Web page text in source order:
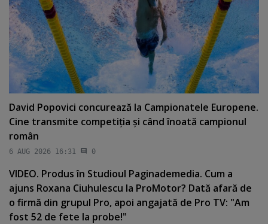
David Popovici concurează la Campionatele Europene.
Cine transmite competiţia şi când înoată campionul
român
6 AUG 2026 16:31 0
VIDEO. Produs în Studioul Paginademedia. Cum a
ajuns Roxana Ciuhulescu la ProMotor? Dată afară de
o firmă din grupul Pro, apoi angajată de Pro TV: "Am
fost 52 de fete la probe!"